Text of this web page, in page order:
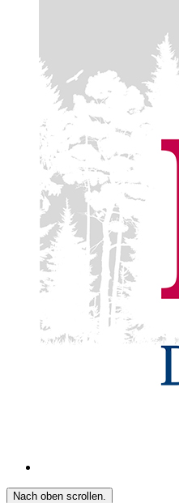
Nach oben scrollen.